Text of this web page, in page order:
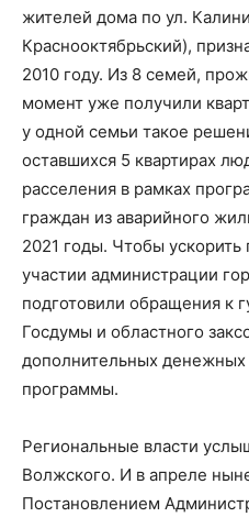
жителей дома по ул.
Краснооктябрьский),
2010 году. Из 8 семей,
момент уже получили
у одной семьи такое
оставшихся 5 квартирах
расселения в рамках
граждан из аварийного
2021 годы. Чтобы
участии администрации
подготовили обращения к
Госдумы и областного
дополнительных
программы.
Региональные власти
Волжского. И в апреле
Постановлением